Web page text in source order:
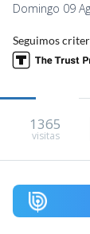
Domingo 09
Seguimos
1365
visitas